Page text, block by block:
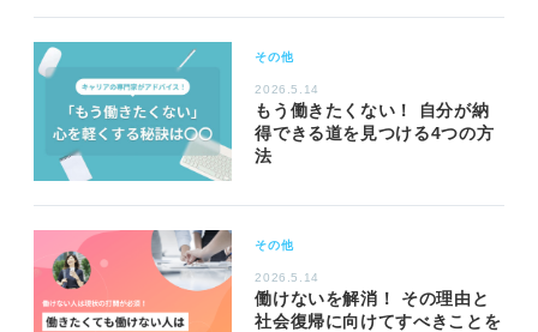
その他
2026.5.14
もう働きたくない！ 自分が納
得できる道を見つける4つの方
法
その他
2026.5.14
働けないを解消！ その理由と
社会復帰に向けてすべきことを